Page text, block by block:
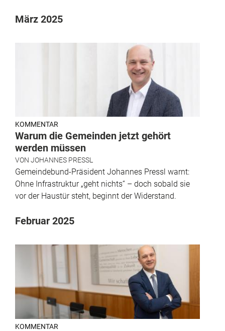
März 2025
KOMMENTAR
Warum die Gemeinden jetzt gehört
werden müssen
VON JOHANNES PRESSL
Gemeindebund-Präsident Johannes Pressl warnt:
Ohne Infrastruktur „geht nichts“ – doch sobald sie
vor der Haustür steht, beginnt der Widerstand.
Februar 2025
KOMMENTAR